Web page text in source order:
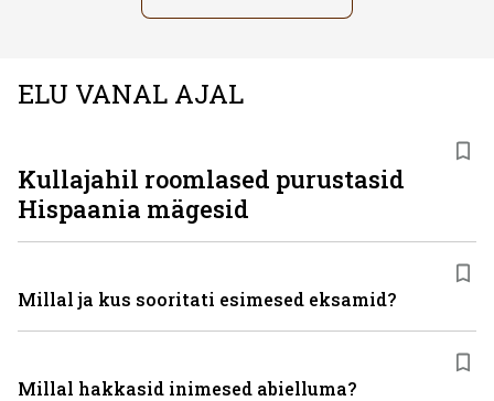
ELU VANAL AJAL
Kullajahil roomlased purustasid
Hispaania mägesid
Millal ja kus sooritati esimesed eksamid?
Millal hakkasid inimesed abielluma?